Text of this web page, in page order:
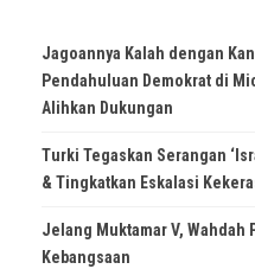
Jagoannya Kalah dengan
Pendahuluan Demokrat di
Alihkan Dukungan
Turki Tegaskan Serangan
& Tingkatkan Eskalasi
Jelang Muktamar V, Wahdah
Kebangsaan